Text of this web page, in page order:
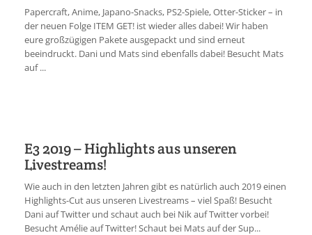
Jobs
Discord
Papercraft, Anime, Japano-Snacks, PS2-Spiele, Otter-Sticker – in
der neuen Folge ITEM GET! ist wieder alles dabei! Wir haben
eure großzügigen Pakete ausgepackt und sind erneut
beeindruckt. Dani und Mats sind ebenfalls dabei! Besucht Mats
auf ...
E3 2019 – Highlights aus unseren
Livestreams!
Wie auch in den letzten Jahren gibt es natürlich auch 2019 einen
Highlights-Cut aus unseren Livestreams – viel Spaß! Besucht
Dani auf Twitter und schaut auch bei Nik auf Twitter vorbei!
Besucht Amélie auf Twitter! Schaut bei Mats auf der Sup...